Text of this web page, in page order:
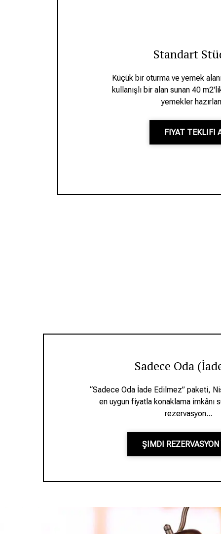
Standart
Küçük bir oturma ve yemek
kullanışlı bir alan sunan 40
yemekler
FIYAT TEKLIFI
Sadece Oda
“Sadece Oda İade Edilmez” paketi,
en uygun fiyatla konaklama imkânı
rezervasyon...
ŞIMDI REZERVASYON